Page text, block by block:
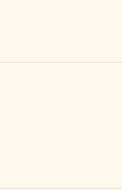
出了个大麻烦。